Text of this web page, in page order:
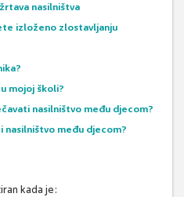
nasilništva
izloženo zlostavljanju
mojoj školi?
nasilništvo među djecom?
među djecom?
kada je: